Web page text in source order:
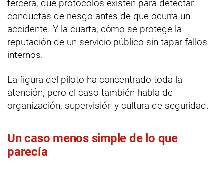
tercera, qué protocolos existen para detectar
conductas de riesgo antes de que ocurra un
accidente. Y la cuarta, cómo se protege la
reputación de un servicio público sin tapar fallos
internos.
La figura del piloto ha concentrado toda la
atención, pero el caso también habla de
organización, supervisión y cultura de seguridad.
Un caso menos simple de lo que
parecía